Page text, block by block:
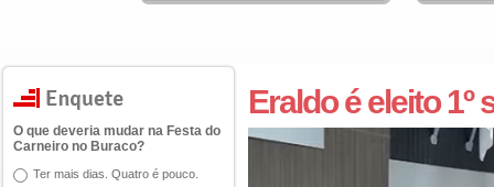
O que deveria mudar na Festa do
Carneiro no Buraco?
Ter mais dias. Quatro é pouco.
Eraldo é eleito 1º